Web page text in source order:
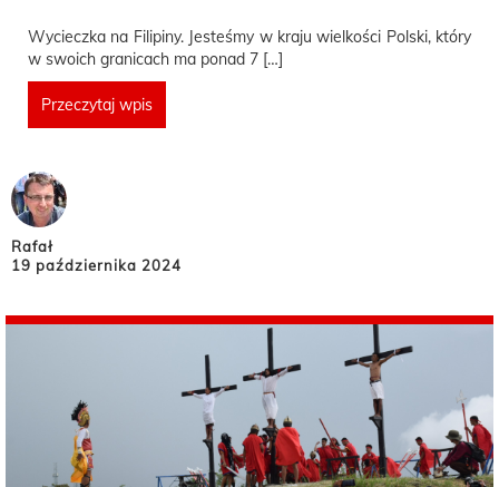
Wycieczka na Filipiny. Jesteśmy w kraju wielkości Polski, który
w swoich granicach ma ponad 7 […]
Przeczytaj wpis
Rafał
19 października 2024